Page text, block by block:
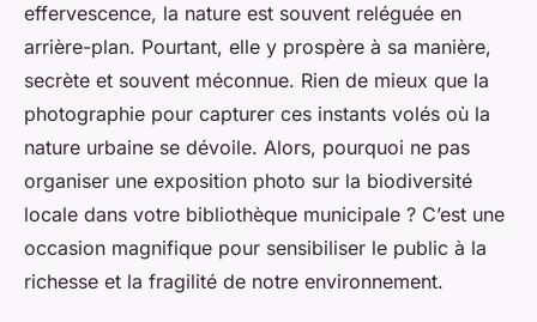
effervescence, la nature est souvent reléguée en
arrière-plan. Pourtant, elle y prospère à sa manière,
secrète et souvent méconnue. Rien de mieux que la
photographie pour capturer ces instants volés où la
nature urbaine se dévoile. Alors, pourquoi ne pas
organiser une exposition photo sur la biodiversité
locale dans votre bibliothèque municipale ? C’est une
occasion magnifique pour sensibiliser le public à la
richesse et la fragilité de notre environnement.